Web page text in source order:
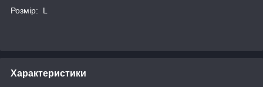
Розмір: L
Характеристики